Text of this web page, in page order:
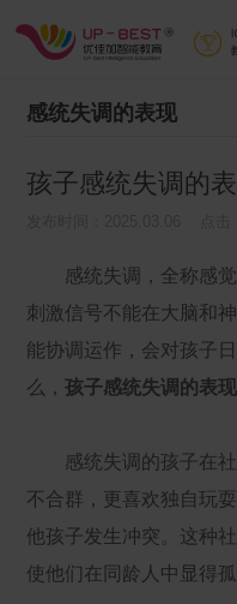
感统失调的表现
孩子感统失调的
感统失调，全称感觉
刺激信号不能在大脑和
能协调运作，会对孩子
么，孩子感统失调的表
感统失调的孩子在社
不合群，更喜欢独自玩
他孩子发生冲突。这种
使他们在同龄人中显得孤